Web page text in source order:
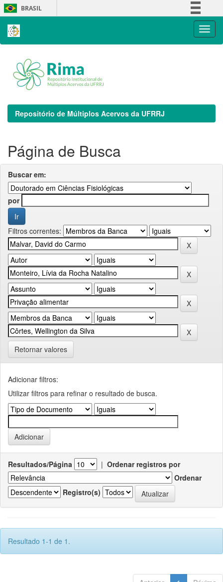
Skip
navigation
BRASIL
Repositório de Múltiplos Acervos da UFRRJ
Página de Busca
Buscar em:
por
Filtros correntes:
Retornar valores
Adicionar filtros:
Utilizar filtros para refinar o resultado de busca.
Resultados/Página | Ordenar registros por
Ordenar
Registro(s)
Resultado 1-1 de 1.